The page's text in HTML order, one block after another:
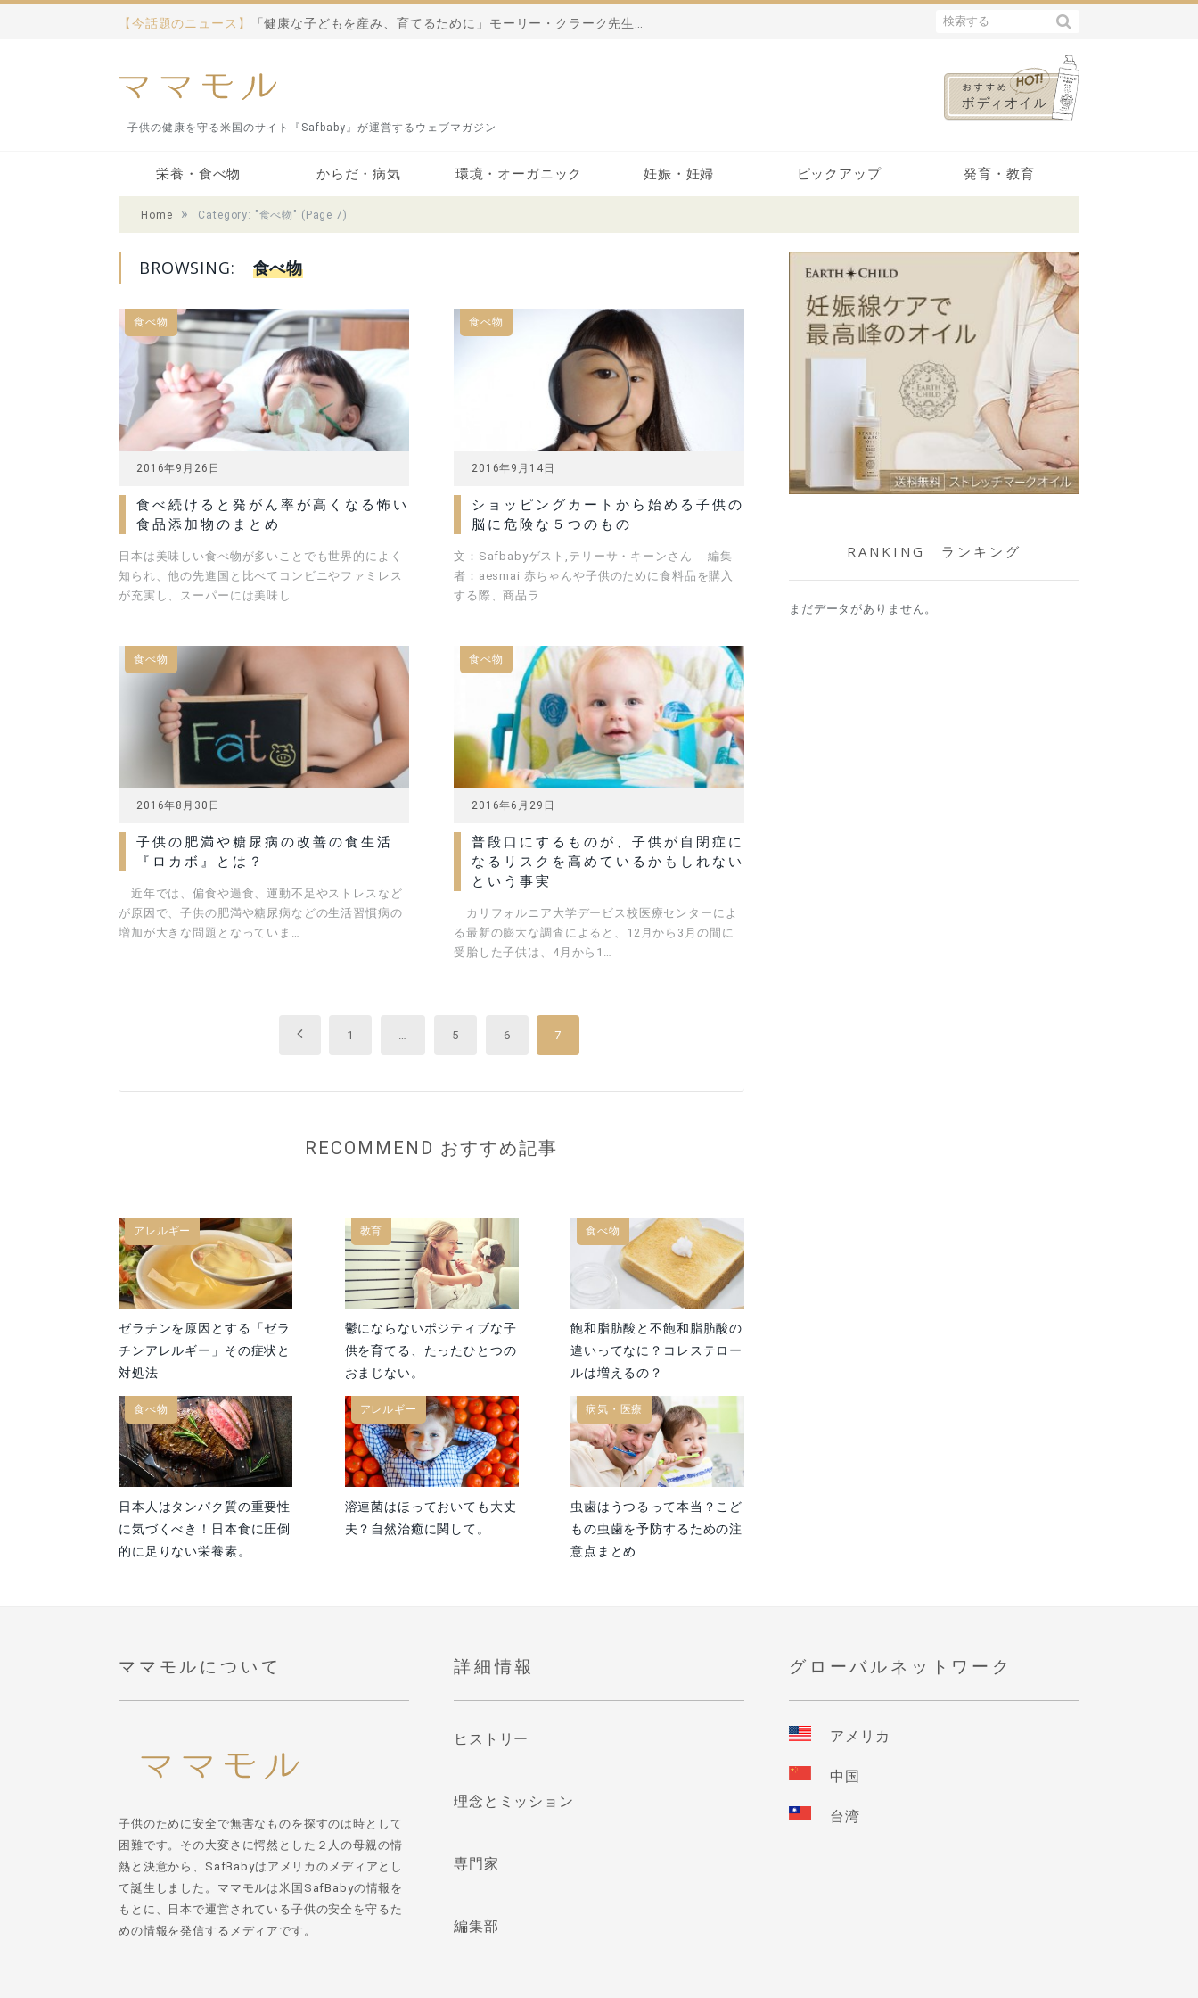
【今話題のニュース】 「健康な子どもを産み、育てるために」モーリー・クラーク先生の名作をご紹介
子供の健康を守る米国のサイト『Safbaby』が運営するウェブマガジン
栄養・食べ物
食べ物
サプリメント・栄養
からだ・病気
アレルギー
免疫
病気・医療
アトピー
環境・オーガニック 妊娠・妊婦 ピックアップ 発育・教育
Home » Category: "食べ物" (Page 7)
BROWSING: 食べ物
食べ物
2016年9月26日
食べ続けると発がん率が高くなる怖い
食品添加物のまとめ
日本は美味しい食べ物が多いことでも世界的によく
知られ、他の先進国と比べてコンビニやファミレス
が充実し、スーパーには美味し…
食べ物
2016年9月14日
ショッピングカートから始める子供の
脳に危険な５つのもの
文：Safbabyゲスト,テリーサ・キーンさん 編集
者：aesmai 赤ちゃんや子供のために食料品を購入
する際、商品ラ…
食べ物
2016年8月30日
子供の肥満や糖尿病の改善の食生活
『ロカボ』とは？
近年では、偏食や過食、運動不足やストレスなど
が原因で、子供の肥満や糖尿病などの生活習慣病の
増加が大きな問題となっていま…
食べ物
2016年6月29日
普段口にするものが、子供が自閉症に
なるリスクを高めているかもしれない
という事実
カリフォルニア大学デービス校医療センターによ
る最新の膨大な調査によると、12月から3月の間に
受胎した子供は、4月から1…
Previous1 5 6 7
RECOMMEND おすすめ記事
アレルギー
ゼラチンを原因とする「ゼラ
チンアレルギー」その症状と
対処法
教育
鬱にならないポジティブな子
供を育てる、たったひとつの
おまじない。
食べ物
飽和脂肪酸と不飽和脂肪酸の
違いってなに？コレステロー
ルは増えるの？
食べ物
日本人はタンパク質の重要性
に気づくべき！日本食に圧倒
的に足りない栄養素。
アレルギー
溶連菌はほっておいても大丈
夫？自然治癒に関して。
病気・医療
虫歯はうつるって本当？こど
もの虫歯を予防するための注
意点まとめ
RANKING ランキング
まだデータがありません。
ママモルについて
子供のために安全で無害なものを探すのは時として
困難です。その大変さに愕然とした２人の母親の情
熱と決意から、SafBabyはアメリカのメディアとし
て誕生しました。ママモルは米国SafBabyの情報を
もとに、日本で運営されている子供の安全を守るた
めの情報を発信するメディアです。
詳細情報
ヒストリー
理念とミッション
専門家
編集部
グローバルネットワーク
アメリカ
中国
台湾